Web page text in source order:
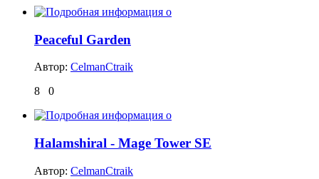
Peaceful Garden
Автор: CelmanCtraik
8
0
Halamshiral - Mage Tower SE
Автор: CelmanCtraik